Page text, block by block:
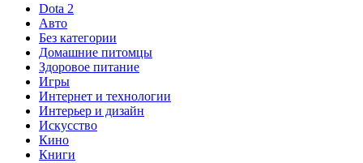
Dota 2
Авто
Без категории
Домашние питомцы
Здоровое питание
Игры
Интернет и технологии
Интерьер и дизайн
Искусство
Кино
Книги